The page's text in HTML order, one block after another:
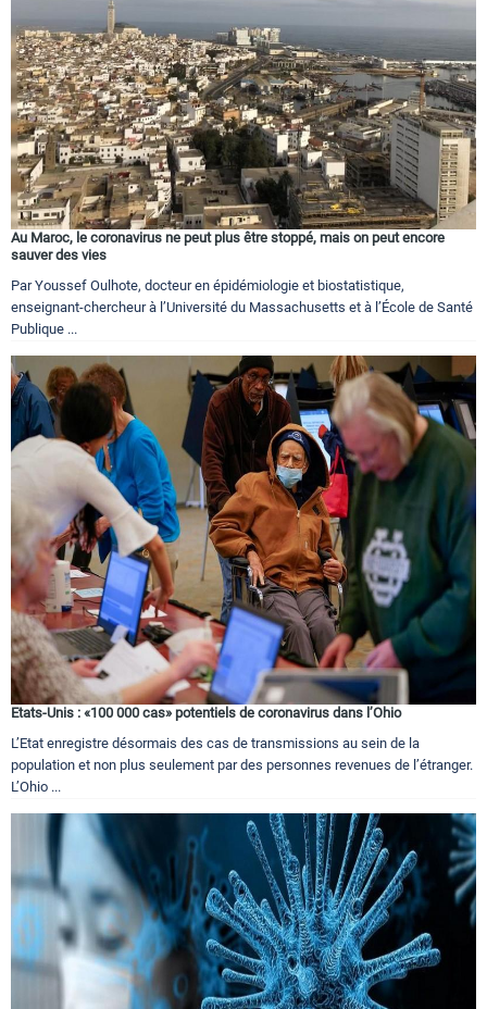
Circuits touristiques
Tourisme
Régions
Hotels
Evenements
Contact
Au Maroc, le coronavirus ne peut plus être stoppé, mais on peut encore
sauver des vies
Par Youssef Oulhote, docteur en épidémiologie et biostatistique,
enseignant-chercheur à l’Université du Massachusetts et à l’École de Santé
Publique ...
Etats-Unis : «100 000 cas» potentiels de coronavirus dans l’Ohio
L’Etat enregistre désormais des cas de transmissions au sein de la
population et non plus seulement par des personnes revenues de l’étranger.
L’Ohio ...